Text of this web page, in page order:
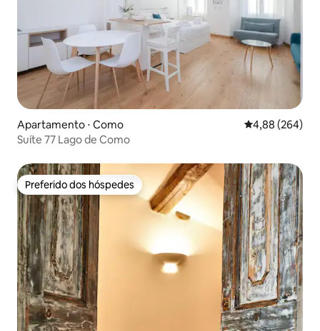
Apartamento ⋅ Como 4,88 de uma
4,88 (264)
Suíte 77 Lago de Como
Preferido dos hóspedes
Preferido dos hóspedes